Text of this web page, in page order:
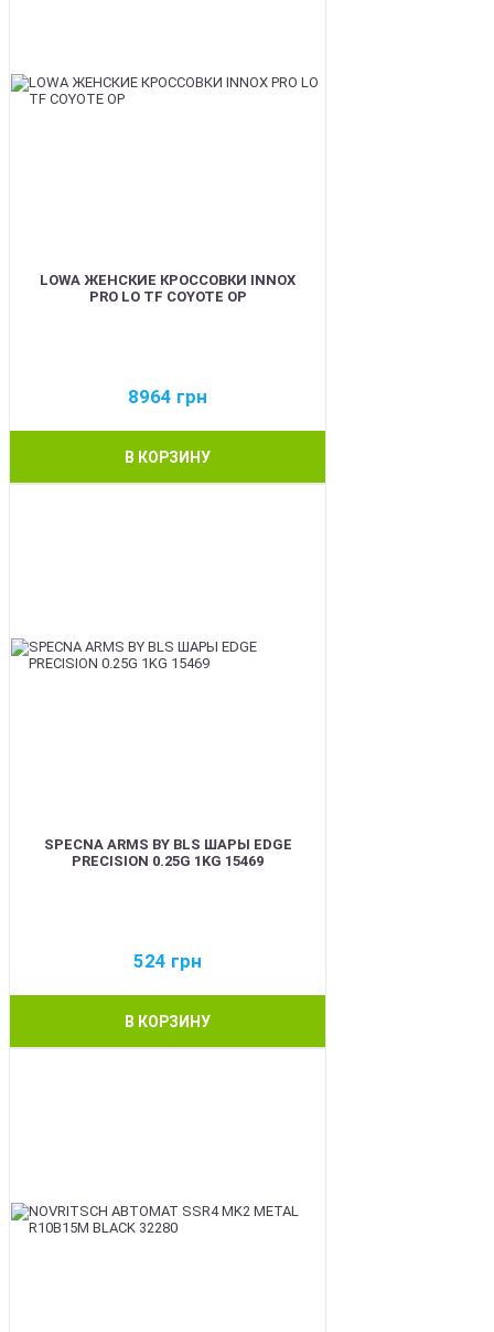
LOWA ЖЕНСКИЕ КРОССОВКИ INNOX
PRO LO TF COYOTE OP
8964 грн
В КОРЗИНУ
SPECNA ARMS BY BLS ШАРЫ EDGE
PRECISION 0.25G 1KG 15469
524 грн
В КОРЗИНУ